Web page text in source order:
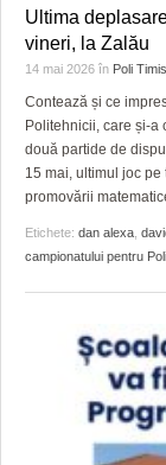
Ultima
vineri, la Zalău
14 mai 2026 în Poli
Contează și ce
Politehnicii, care și-a
două partide de
15 mai, ultimul joc
promovării
Etichete: dan alexa
campionatului pentru